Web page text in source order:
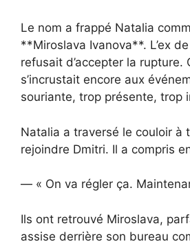
Le nom a frappé Natalia
**Miroslava Ivanova**. L’ex
refusait d’accepter la rupture.
s’incrustait encore aux
souriante, trop présente, trop
Natalia a traversé le couloir à
rejoindre Dmitri. Il a compris
— « On va régler ça.
Ils ont retrouvé Miroslava,
assise derrière son bureau